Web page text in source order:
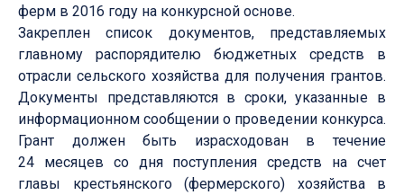
ферм в 2016 году на конкурсной основе.
Закреплен список документов, представляемых
главному распорядителю бюджетных средств в
отрасли сельского хозяйства для получения грантов.
Документы представляются в сроки, указанные в
информационном сообщении о проведении конкурса.
Грант должен быть израсходован в течение
24 месяцев со дня поступления средств на счет
главы крестьянского (фермерского) хозяйства в